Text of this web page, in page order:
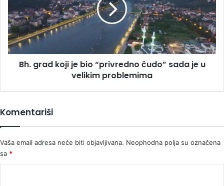
bio
“privredno
čudo”
sada
je
Bh. grad koji je bio “privredno čudo” sada je u
velikim problemima
Komentariši
Vaša email adresa neće biti objavljivana. Neophodna polja su označena
sa *